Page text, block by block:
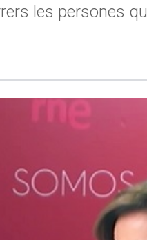
les persones